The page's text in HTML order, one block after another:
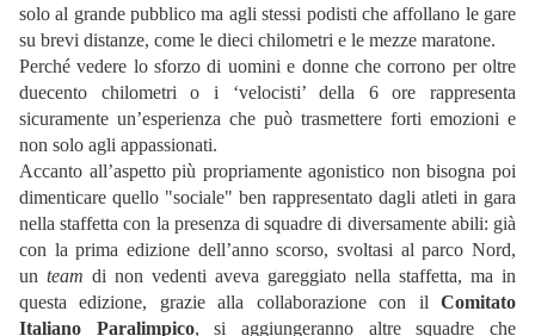
solo al grande pubblico ma agli stessi podisti che affollano le gare
su brevi distanze, come le dieci chilometri e le mezze maratone.
Perché vedere lo sforzo di uomini e donne che corrono per oltre
duecento chilometri o i ‘velocisti’ della 6 ore rappresenta
sicuramente un’esperienza che può trasmettere forti emozioni e
non solo agli appassionati.
Accanto all’aspetto più propriamente agonistico non bisogna poi
dimenticare quello "sociale" ben rappresentato dagli atleti in gara
nella staffetta con la presenza di squadre di diversamente abili: già
con la prima edizione dell’anno scorso, svoltasi al parco Nord,
un team di non vedenti aveva gareggiato nella staffetta, ma in
questa edizione, grazie alla collaborazione con il Comitato
Italiano Paralimpico, si aggiungeranno altre squadre che